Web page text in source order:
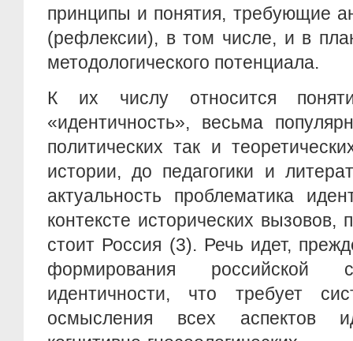
принципы и понятия, требующие
(рефлексии), в том числе, и в
методологического потенциала.
К их числу относится
«идентичность», весьма
политических так и
истории, до педагогики и
актуальность проблематика
контексте исторических
стоит Россия (3). Речь идет,
формирования российской
идентичности, что требует
осмысления всех аспектов